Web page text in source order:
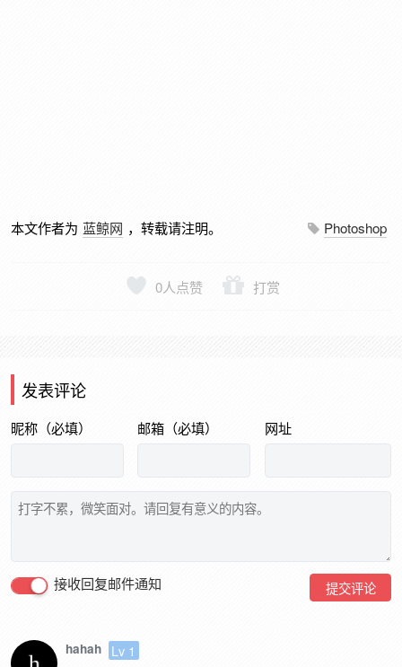
本文作者为 蓝鲸网 ，转载请注明。 Photoshop
0人点赞 打赏
发表评论
昵称（必填） 邮箱（必填） 网址
接收回复邮件通知 提交评论
hahah
Lv 1